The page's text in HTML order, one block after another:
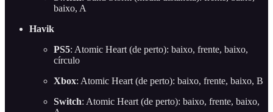
baixo, A
Havik
PS5: Atomic Heart (de perto): baixo, frente, baixo,
círculo
Xbox: Atomic Heart (de perto): baixo, frente, baixo, B
Switch: Atomic Heart (de perto): baixo, frente, baixo,